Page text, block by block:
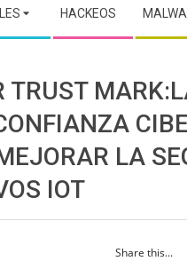
HACKEOS
TRUST
LA
IOT
Share this...